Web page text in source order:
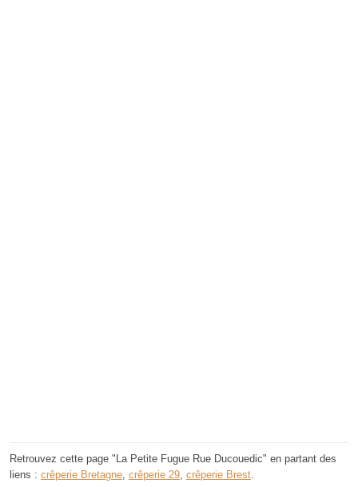
Retrouvez cette page "La Petite Fugue Rue Ducouedic" en partant des
liens : crêperie Bretagne, crêperie 29, crêperie Brest.